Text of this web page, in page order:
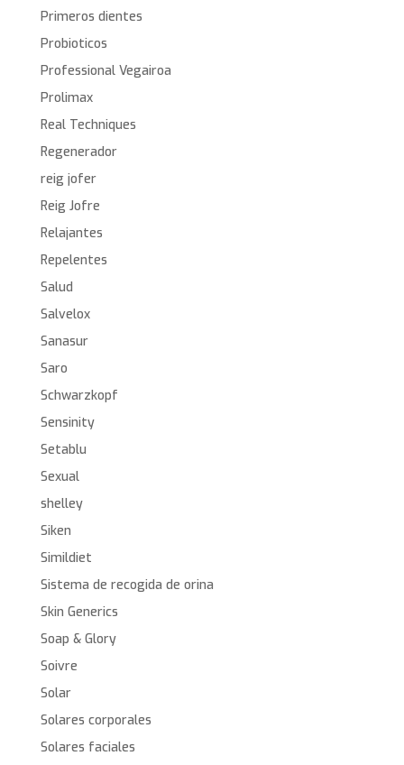
Primeros dientes
Probioticos
Professional Vegairoa
Prolimax
Real Techniques
Regenerador
reig jofer
Reig Jofre
Relajantes
Repelentes
Salud
Salvelox
Sanasur
Saro
Schwarzkopf
Sensinity
Setablu
Sexual
shelley
Siken
Simildiet
Sistema de recogida de orina
Skin Generics
Soap & Glory
Soivre
Solar
Solares corporales
Solares faciales